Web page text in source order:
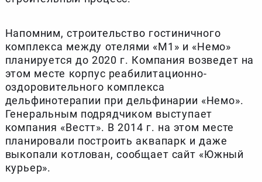
Напомним, строительство гостиничного
комплекса между отелями «М1» и «Немо»
планируется до 2020 г. Компания возведет на
этом месте корпус реабилитационно-
оздоровительного комплекса
дельфинотерапии при дельфинарии «Немо».
Генеральным подрядчиком выступает
компания «Вестт». В 2014 г. на этом месте
планировали построить аквапарк и даже
выкопали котлован, сообщает сайт «Южный
курьер».